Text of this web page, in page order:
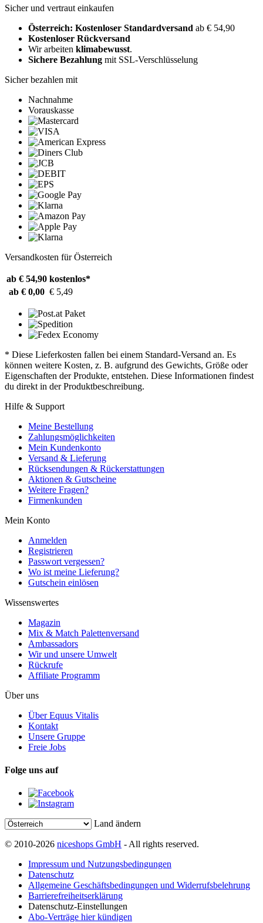
Sicher und vertraut einkaufen
Österreich: Kostenloser Standardversand ab € 54,90
Kostenloser Rückversand
Wir arbeiten klimabewusst.
Sichere Bezahlung mit SSL-Verschlüsselung
Sicher bezahlen mit
Nachnahme
Vorauskasse
Versandkosten für Österreich
ab € 54,90 kostenlos*
ab € 0,00 € 5,49
* Diese Lieferkosten fallen bei einem Standard-Versand an. Es
können weitere Kosten, z. B. aufgrund des Gewichts, Größe oder
Eigenschaften der Produkte, entstehen. Diese Informationen findest
du direkt in der Produktbeschreibung.
Hilfe & Support
Meine Bestellung
Zahlungsmöglichkeiten
Mein Kundenkonto
Versand & Lieferung
Rücksendungen & Rückerstattungen
Aktionen & Gutscheine
Weitere Fragen?
Firmenkunden
Mein Konto
Anmelden
Registrieren
Passwort vergessen?
Wo ist meine Lieferung?
Gutschein einlösen
Wissenswertes
Magazin
Mix & Match Palettenversand
Ambassadors
Wir und unsere Umwelt
Rückrufe
Affiliate Programm
Über uns
Über Equus Vitalis
Kontakt
Unsere Gruppe
Freie Jobs
Folge uns auf
Land ändern
© 2010-2026 niceshops GmbH - All rights reserved.
Impressum und Nutzungsbedingungen
Datenschutz
Allgemeine Geschäftsbedingungen und Widerrufsbelehrung
Barrierefreiheitserklärung
Datenschutz-Einstellungen
Abo-Verträge hier kündigen